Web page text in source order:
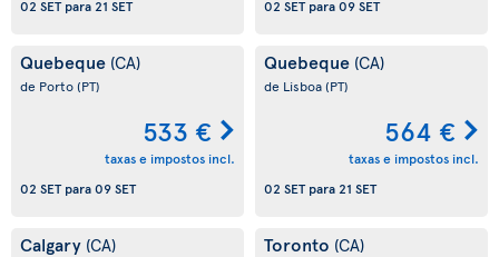
02 SETpara21 SET 02 SETpara09 SET
Quebeque (CA)
de Porto(PT)
533 €
taxas e impostos incl.
02 SETpara09 SET
Quebeque (CA)
de Lisboa(PT)
564 €
taxas e impostos incl.
02 SETpara21 SET
Calgary (CA) Toronto (CA)